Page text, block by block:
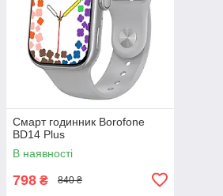
Смарт годинник Borofone
BD14 Plus
В наявності
798 ₴ 840 ₴